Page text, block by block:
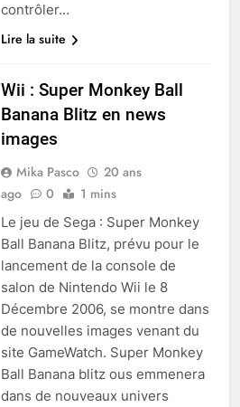
contrôler…
Lire la suite
Wii : Super Monkey Ball
Banana Blitz en news
images
Mika Pasco
20 ans
ago
0 1 mins
Le jeu de Sega : Super Monkey
Ball Banana Blitz, prévu pour le
lancement de la console de
salon de Nintendo Wii le 8
Décembre 2006, se montre dans
de nouvelles images venant du
site GameWatch. Super Monkey
Ball Banana blitz ous emmenera
dans de nouveaux univers